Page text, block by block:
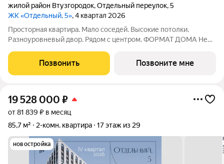
жилой район Втузгородок,Отдельный переулок,5
ЖК «Отдельный, 5», 4 квартал 2026
Просторная квартира. Мало соседей. Высокие потолки.
Разноуровневый двор. Рядом с центром. ФОРМАТ ДОМА Не
квартиры Принципиальное отсутствие студий Лобби с
рецепцией безопасность и удобство
Позвонить Позвоните мне
19 528 000 ₽
от 81 839 ₽ в месяц
85,7 м²
2-комн. квартира 17 этаж из 29
новостройка